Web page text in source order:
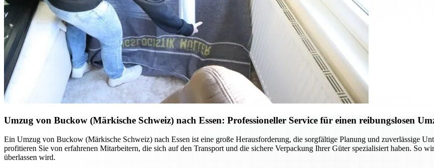
Umzug von Buckow (Märkische Schweiz) nach Essen: Professioneller Service für einen reibungslosen
Ein Umzug von Buckow (Märkische Schweiz) nach Essen ist eine große Herausforderung, die sorgfältige Planung und zuverlässige
profitieren Sie von erfahrenen Mitarbeitern, die sich auf den Transport und die sichere Verpackung Ihrer Güter spezialisiert haben. So
überlassen wird.